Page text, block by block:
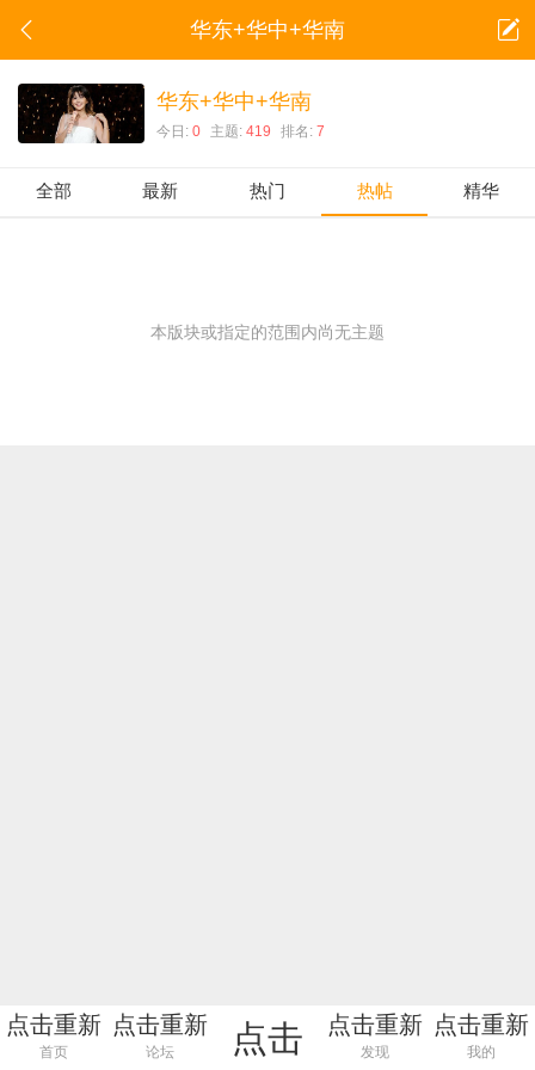
华东+华中+华南
华东+华中+华南
今日:0 主题:419 排名:7
全部 最新 热门 热帖 精华
本版块或指定的范围内尚无主题
点击重新
加载
首页
点击重新
加载
论坛 点击
点击重新
加载
发现
点击重新
加载
我的